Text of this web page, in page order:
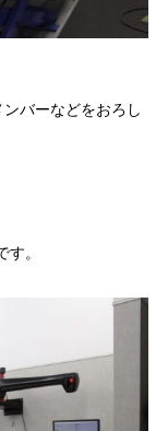
バーなどをおろし
。